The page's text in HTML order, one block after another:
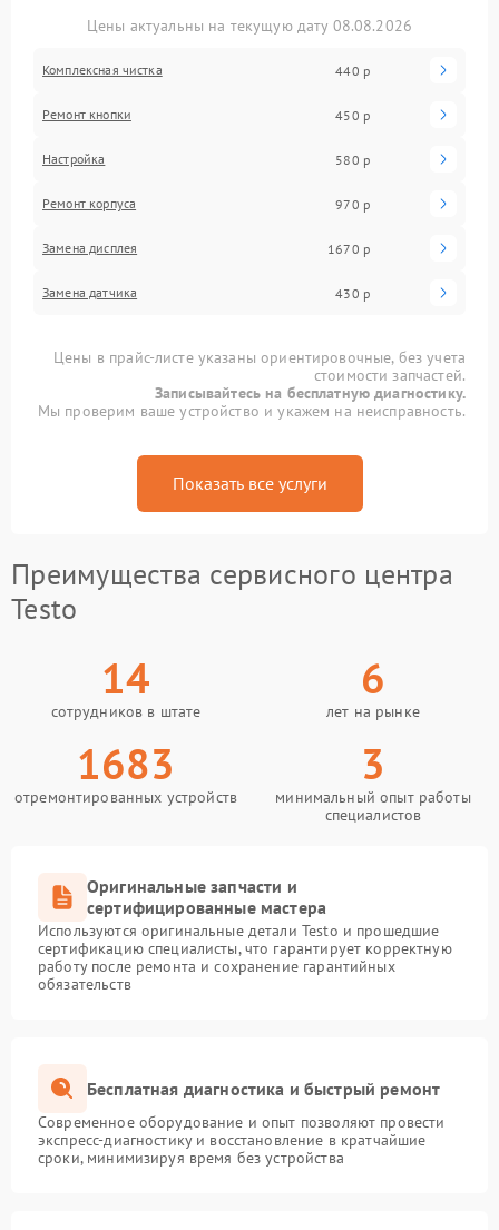
Цены актуальны на текущую дату 08.08.2026
Комплексная чистка 440 р
Ремонт кнопки 450 р
Настройка 580 р
Ремонт корпуса 970 р
Замена дисплея 1670 р
Замена датчика 430 р
Цены в прайс-листе указаны ориентировочные, без учета
стоимости запчастей.
Записывайтесь на бесплатную диагностику.
Мы проверим ваше устройство и укажем на неисправность.
Показать все услуги
Преимущества сервисного центра
Testo
14
сотрудников в штате
6
лет на рынке
1683
отремонтированных устройств
3
минимальный опыт работы
специалистов
Оригинальные запчасти и
сертифицированные мастера
Используются оригинальные детали Testo и прошедшие
сертификацию специалисты, что гарантирует корректную
работу после ремонта и сохранение гарантийных
обязательств
Бесплатная диагностика и быстрый ремонт
Современное оборудование и опыт позволяют провести
экспресс-диагностику и восстановление в кратчайшие
сроки, минимизируя время без устройства